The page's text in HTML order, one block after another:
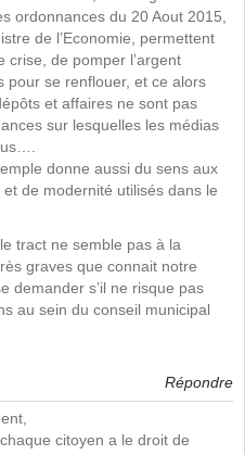
ordonnances du 20 Aout 2015,
de l’Economie, permettent
crise, de pomper l’argent
pour se renflouer, et ce alors
et affaires ne sont pas
sur lesquelles les médias
donne aussi du sens aux
de modernité utilisés dans le
tract ne semble pas à la
graves que connait notre
demander s’il ne risque pas
au sein du conseil municipal
Répondre
citoyen a le droit de